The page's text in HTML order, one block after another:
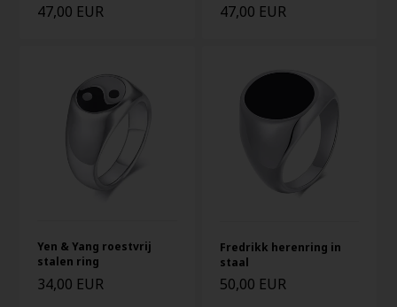
47,00 EUR 47,00 EUR
Yen & Yang roestvrij
stalen ring
34,00 EUR
Fredrikk herenring in
staal
50,00 EUR